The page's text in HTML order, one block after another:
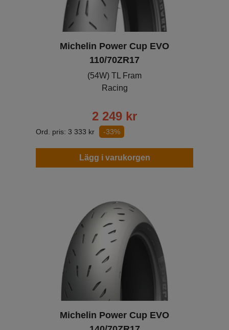
Michelin Power Cup EVO
110/70ZR17
(54W) TL Fram
Racing
2 249 kr
Ord. pris: 3 333 kr -33%
Lägg i varukorgen
Michelin Power Cup EVO